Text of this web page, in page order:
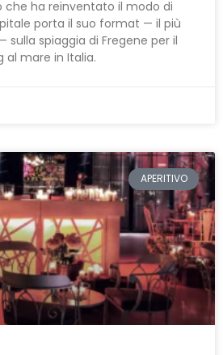
che ha reinventato il modo di
porta il suo format — il più
spiaggia di Fregene per il
al mare in Italia.
APERITIVO